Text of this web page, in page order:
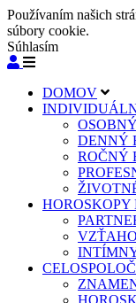
Používaním našich
súbory cookie.
Súhlasím
DOMOV
DENNÝ
ROČNÝ